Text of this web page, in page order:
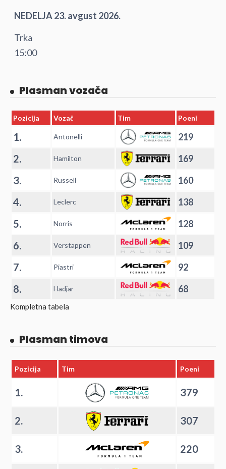
NEDELJA 23. avgust 2026.
Trka
15:00
Plasman vozača
Pozicija Vozač Tim Poeni
1. Antonelli 219
2. Hamilton 169
3. Russell 160
4. Leclerc 138
5. Norris 128
6. Verstappen 109
7. Piastri 92
8. Hadjar 68
Kompletna tabela
Plasman timova
Pozicija Tim Poeni
1. 379
2. 307
3. 220